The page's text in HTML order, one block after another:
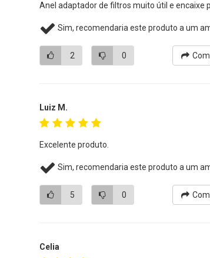
Anel adaptador de filtros muito útil e encaixe
Sim, recomendaria este produto a um
2 0
Luiz M.
Excelente produto.
Sim, recomendaria este produto a um
5 0
Celia